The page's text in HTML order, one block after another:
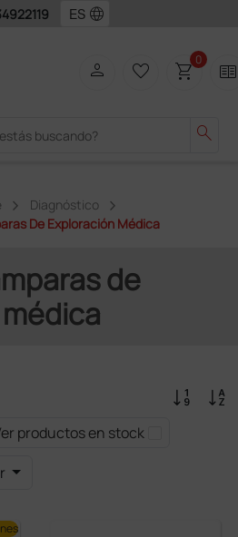
language
search
person favorite_border shopping_cart0 two_pager
Diagnóstico
De Exploración Médica
de
productos en stock